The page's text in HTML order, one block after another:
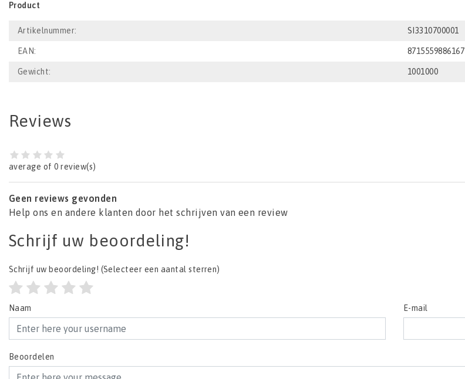
Product
Artikelnummer: SI3310700001
EAN: 8715559886167
Gewicht: 1001000
Reviews
average of 0 review(s)
Geen reviews gevonden
Help ons en andere klanten door het schrijven van een review
Schrijf uw beoordeling!
Schrijf uw beoordeling! (Selecteer een aantal sterren)
Naam E-mail
Beoordelen